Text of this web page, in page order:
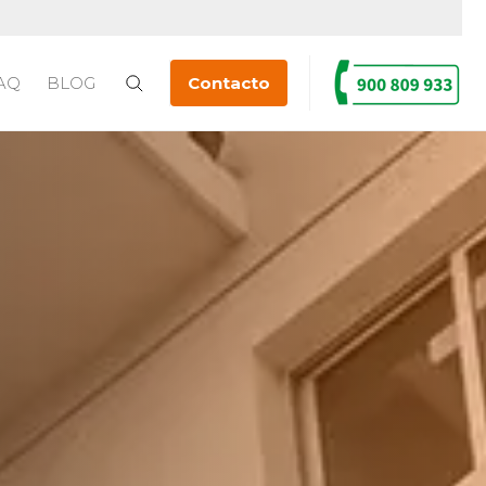
BLOG Contacto